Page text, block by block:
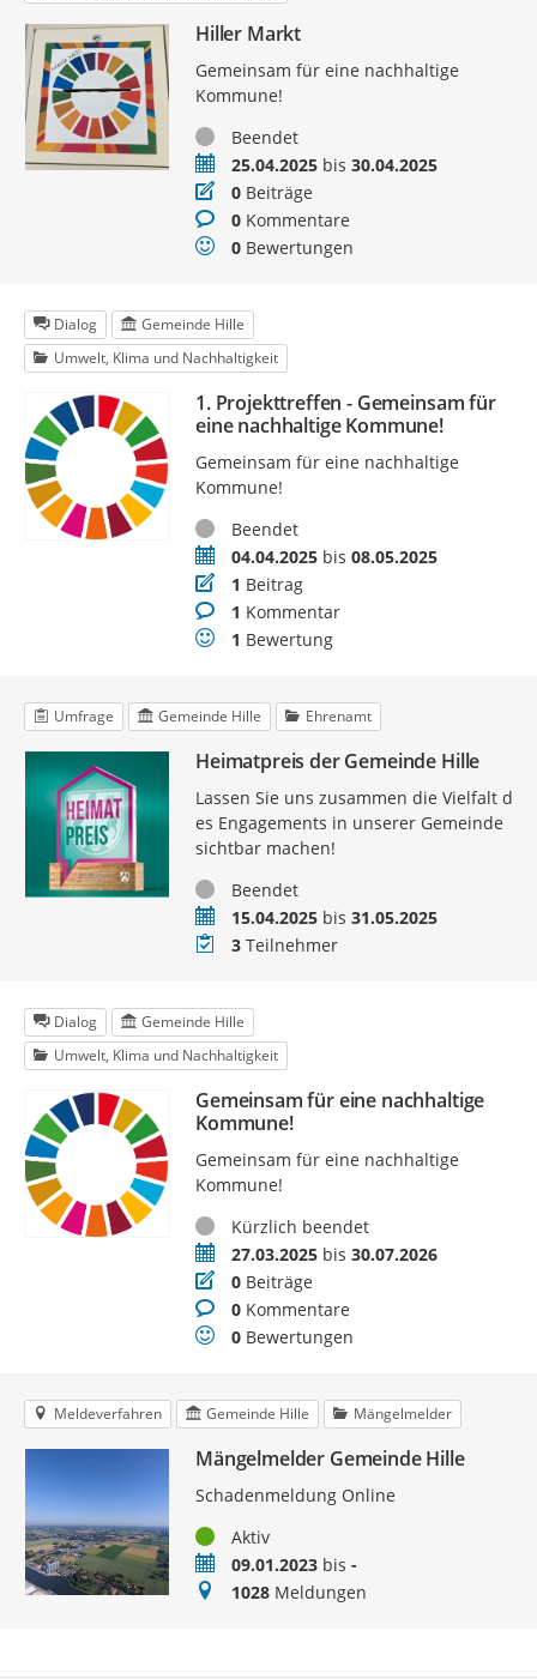
Hiller Markt
Gemeinsam für eine nachhaltige
Kommune!
StatusBeendet
Zeitraum25.04.2025bis 30.04.2025
Beiträge
0Beiträge
Kommentare
0Kommentare
Bewertungen
0Bewertungen
Dialog
Gemeinde Hille
Umwelt, Klima und Nachhaltigkeit
1. Projekttreffen - Gemeinsam für
eine nachhaltige Kommune!
Gemeinsam für eine nachhaltige
Kommune!
StatusBeendet
Zeitraum04.04.2025bis 08.05.2025
Beiträge
1 Beitrag
Kommentare
1 Kommentar
Bewertungen
1 Bewertung
Umfrage Gemeinde Hille Ehrenamt
Heimatpreis der Gemeinde Hille
Lassen Sie uns zusammen die Vielfalt d
es Engagements in unserer Gemeinde
sichtbar machen!
StatusBeendet
Zeitraum15.04.2025bis 31.05.2025
Teilnehmer
3Teilnehmer
Dialog
Gemeinde Hille
Umwelt, Klima und Nachhaltigkeit
Gemeinsam für eine nachhaltige
Kommune!
Gemeinsam für eine nachhaltige
Kommune!
StatusKürzlich beendet
Zeitraum27.03.2025bis 30.07.2026
Beiträge
0Beiträge
Kommentare
0Kommentare
Bewertungen
0Bewertungen
Meldeverfahren Gemeinde Hille Mängelmelder
Mängelmelder Gemeinde Hille
Schadenmeldung Online
StatusAktiv
Zeitraum09.01.2023bis -
Meldungen
1028Meldungen